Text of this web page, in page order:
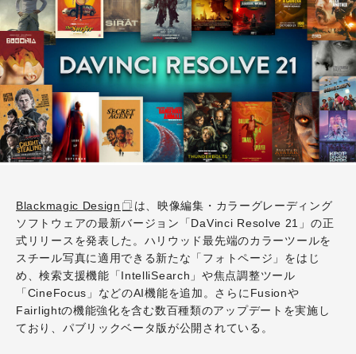
Blackmagic Design
は、映像編集・カラーグレーディング
ソフトウェアの最新バージョン「DaVinci Resolve 21」の正
式リリースを発表した。ハリウッド最先端のカラーツールを
スチール写真に適用できる新たな「フォトページ」をはじ
め、検索支援機能「IntelliSearch」や焦点調整ツール
「CineFocus」などのAI機能を追加。さらにFusionや
Fairlightの機能強化を含む数百種類のアップデートを実施し
ており、パブリックベータ版が公開されている。